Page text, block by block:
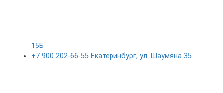
15Б
+7 900 202-66-55 Екатеринбург, ул. Шаумяна 35